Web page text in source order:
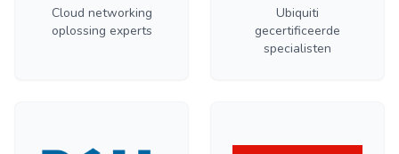
Cloud networking
oplossing experts
Ubiquiti
gecertificeerde
specialisten